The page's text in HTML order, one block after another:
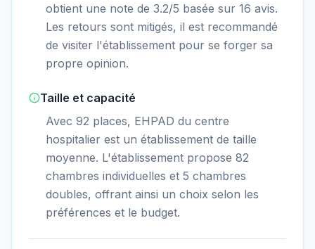
obtient une note de 3.2/5 basée sur 16 avis.
Les retours sont mitigés, il est recommandé
de visiter l'établissement pour se forger sa
propre opinion.
Taille et capacité
Avec 92 places, EHPAD du centre
hospitalier est un établissement de taille
moyenne. L'établissement propose 82
chambres individuelles et 5 chambres
doubles, offrant ainsi un choix selon les
préférences et le budget.